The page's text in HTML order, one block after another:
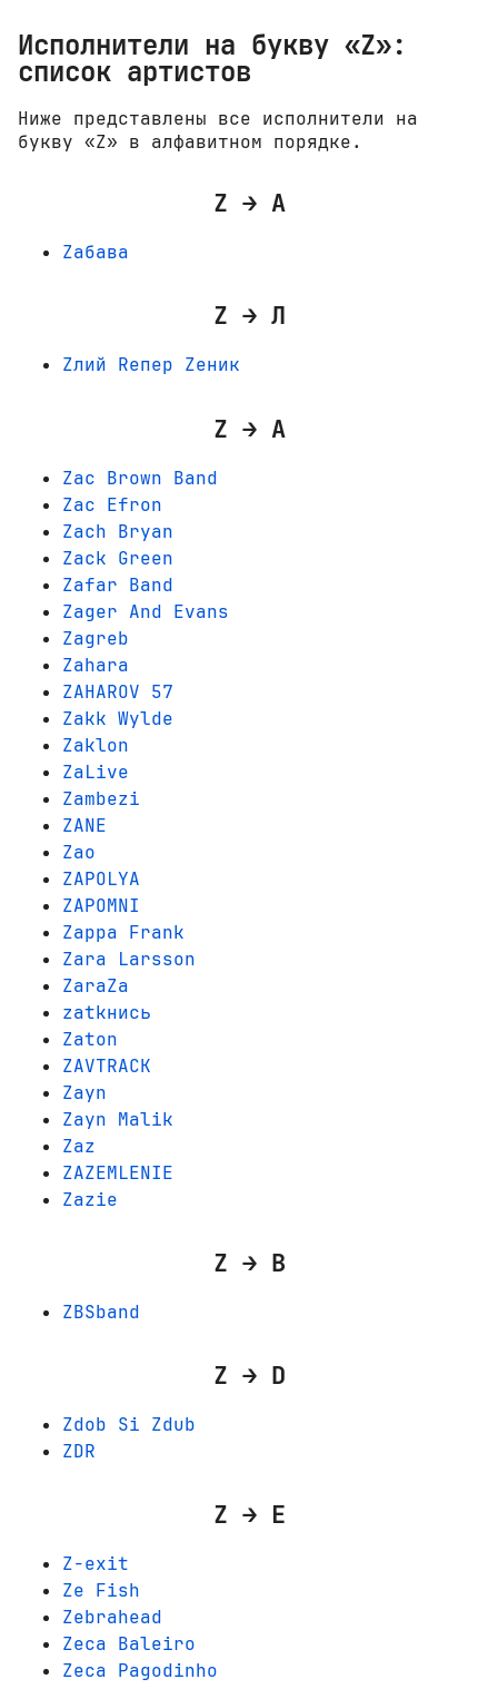
Исполнители на букву «Z»:
список артистов
Ниже представлены все исполнители на
букву «Z» в алфавитном порядке.
Z → А
Zабава
Z → Л
Zлий Rепер Zеник
Z → A
Zac Brown Band
Zac Efron
Zach Bryan
Zack Green
Zafar Band
Zager And Evans
Zagreb
Zahara
ZAHAROV 57
Zakk Wylde
Zaklon
ZaLive
Zambezi
ZANE
Zao
ZAPOLYA
ZAPOMNI
Zappa Frank
Zara Larsson
ZaraZa
zatkнись
Zaton
ZAVTRACK
Zayn
Zayn Malik
Zaz
ZAZEMLENIE
Zazie
Z → B
ZBSband
Z → D
Zdob Si Zdub
ZDR
Z → E
Z-exit
Ze Fish
Zebrahead
Zeca Baleiro
Zeca Pagodinho